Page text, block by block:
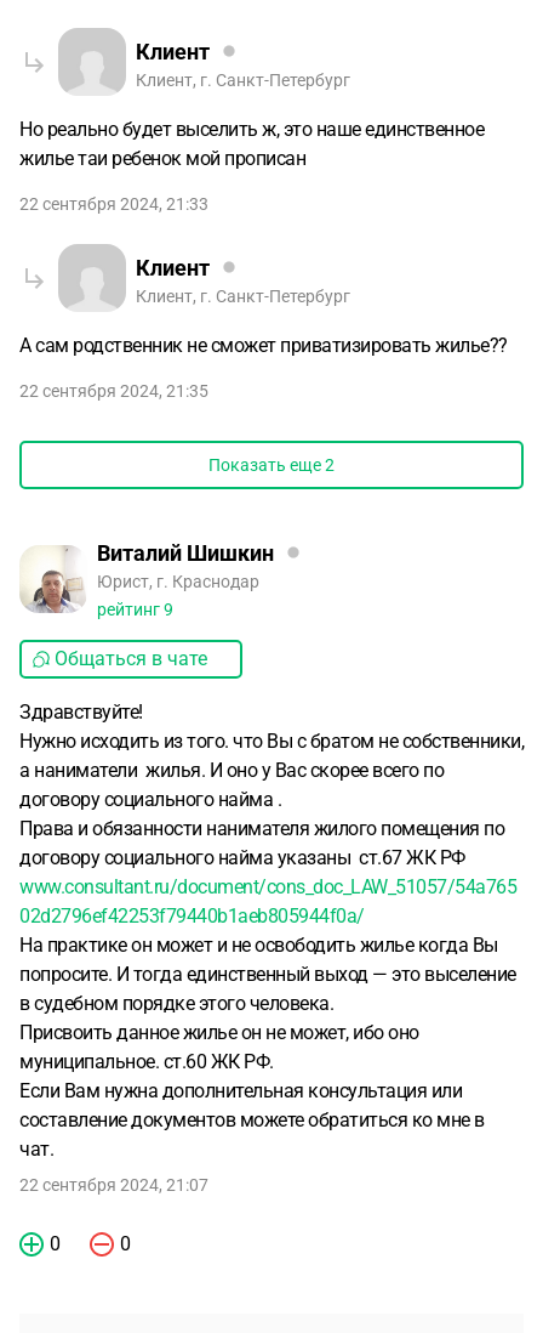
Клиент
Клиент, г. Санкт-Петербург
Но реально будет выселить ж, это наше единственное
жилье таи ребенок мой прописан
22 сентября 2024, 21:33
Клиент
Клиент, г. Санкт-Петербург
А сам родственник не сможет приватизировать жилье??
22 сентября 2024, 21:35
Показать еще2
Виталий Шишкин
Юрист, г. Краснодар
рейтинг9
Общаться в чате
Здравствуйте!
Нужно исходить из того. что Вы с братом не собственники,
а наниматели жилья. И оно у Вас скорее всего по
договору социального найма .
Права и обязанности нанимателя жилого помещения по
договору социального найма указаны ст.67 ЖК РФ
www.consultant.ru/document/cons_doc_LAW_51057/54a765
02d2796ef42253f79440b1aeb805944f0a/
На практике он может и не освободить жилье когда Вы
попросите. И тогда единственный выход — это выселение
в судебном порядке этого человека.
Присвоить данное жилье он не может, ибо оно
муниципальное. ст.60 ЖК РФ.
Если Вам нужна дополнительная консультация или
составление документов можете обратиться ко мне в
чат.
22 сентября 2024, 21:07
0 0